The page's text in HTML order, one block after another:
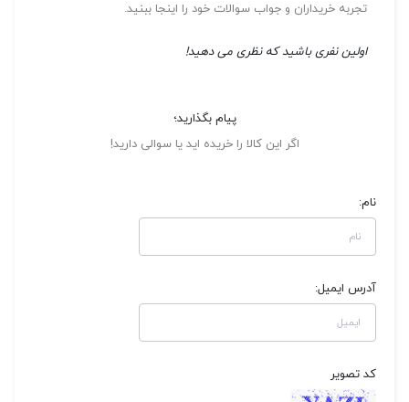
تجربه خریداران و جواب سوالات خود را اینجا ببنید.
اولین نفری باشید که نظری می دهید!
پیام بگذارید؛
اگر این کالا را خریده اید یا سوالی دارید!
نام:
آدرس ایمیل:
کد تصویر